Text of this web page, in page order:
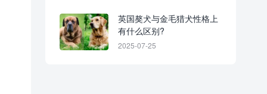
英国獒犬与金毛猎犬性格上
有什么区别?
2025-07-25